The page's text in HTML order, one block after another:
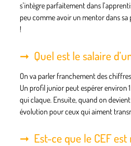
s’intègre parfaitement dans
peu comme avoir un mentor dans sa
!
Quel est le salaire
On va parler franchement des
Un profil junior peut espérer environ
qui claque. Ensuite, quand on
évolution pour ceux qui aiment
Est-ce que le CEF